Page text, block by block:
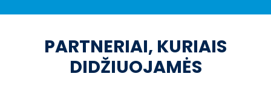
PARTNERIAI, KURIAIS
DIDŽIUOJAMĖS